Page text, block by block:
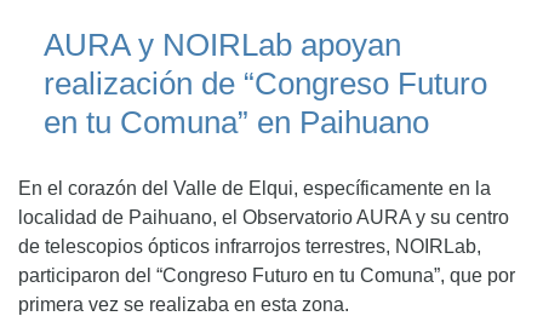
AURA y NOIRLab apoyan
realización de “Congreso Futuro
en tu Comuna” en Paihuano
En el corazón del Valle de Elqui, específicamente en la
localidad de Paihuano, el Observatorio AURA y su centro
de telescopios ópticos infrarrojos terrestres, NOIRLab,
participaron del “Congreso Futuro en tu Comuna”, que por
primera vez se realizaba en esta zona.